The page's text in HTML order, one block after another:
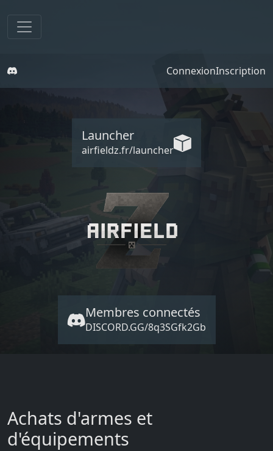
ConnexionInscription
Launcher
airfieldz.fr/launcher
Membres connectés
DISCORD.GG/8q3SGfk2Gb
Achats d'armes et
d'équipements